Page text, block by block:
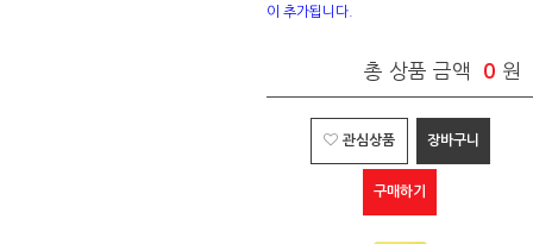
이 추가됩니다.
총 상품 금액 0 원
관심상품 장바구니
구매하기